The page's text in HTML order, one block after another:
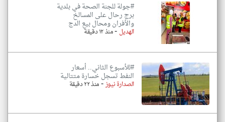
#جولة للجنة الصحة في بلدية
برج رحال على المسالخ
والأفران ومحال بيع الدج
الهديل-منذ ١٢ دقيقة
#للأسبوع الثاني.. أسعار
النفط تسجل خسارة متتالية
الصدارة نيوز-منذ ٢٢ دقيقة